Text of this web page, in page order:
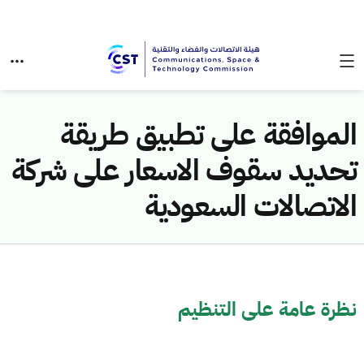
الموافقة على تطبيق طريقة
تحديد سقوف الاسعار على شركة
الاتصالات السعودية
نظرة عامة على التنظيم